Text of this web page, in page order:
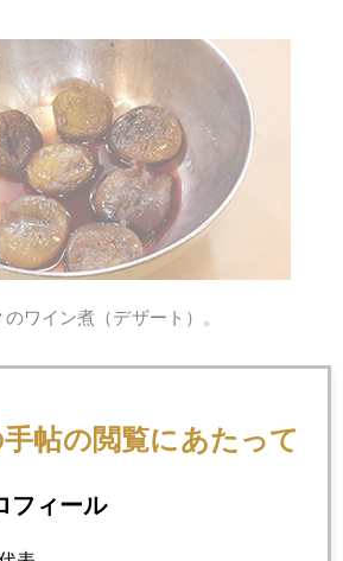
ワイン煮（デザート）。
2014年
9月
帖の閲覧にあたって
フィール